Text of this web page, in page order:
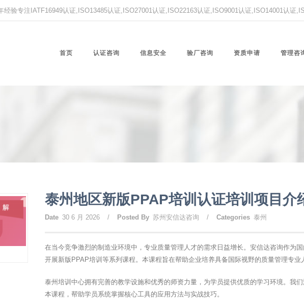
经验专注IATF16949认证,ISO13485认证,ISO27001认证,ISO22163认证,ISO9001认证,ISO14001认证
首页 认证咨询 信息安全 验厂咨询 资质申请 管理咨
泰州地区新版PPAP培训认证培训项目介
Date 30 6 月 2026 / Posted By 苏州安信达咨询 / Categories 泰州
在当今竞争激烈的制造业环境中，专业质量管理人才的需求日益增长。安信达咨询作为
开展新版PPAP培训等系列课程。本课程旨在帮助企业培养具备国际视野的质量管理专业
泰州培训中心拥有完善的教学设施和优秀的师资力量，为学员提供优质的学习环境。我
本课程，帮助学员系统掌握核心工具的应用方法与实战技巧。